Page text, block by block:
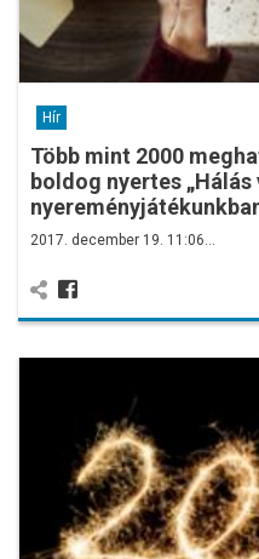
Hír
Több mint 2000
boldog nyertes „Hálás
2017. december 19. 11:06…